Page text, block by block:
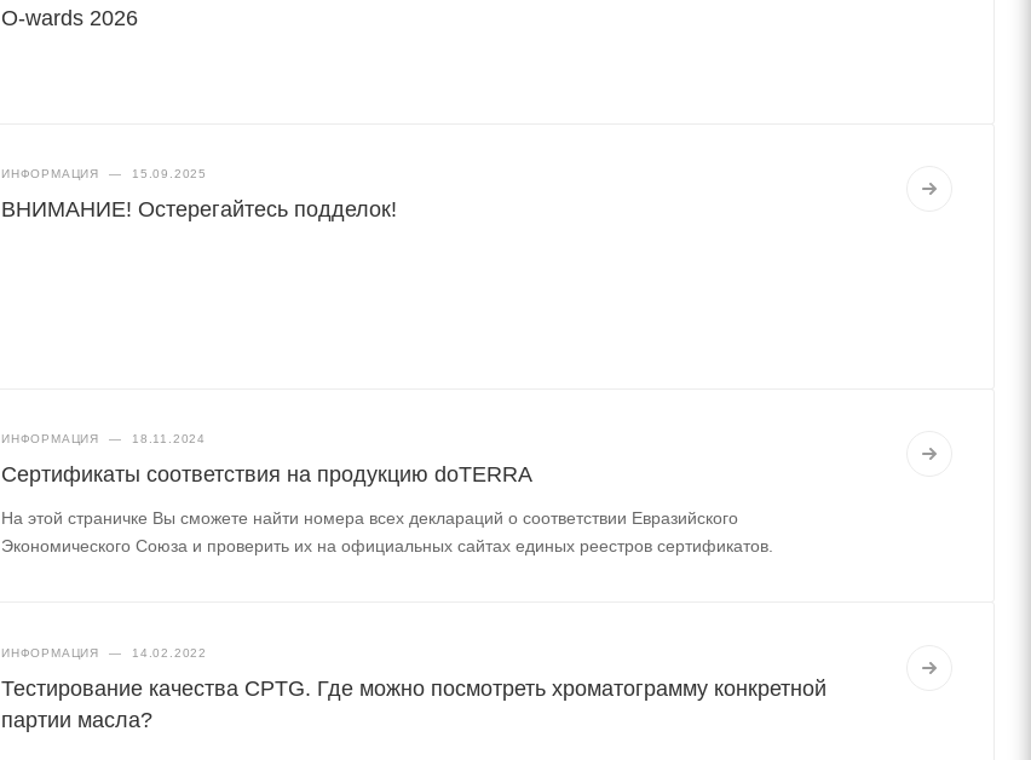
O-wards 2026
ИНФОРМАЦИЯ — 15.09.2025
ВНИМАНИЕ! Остерегайтесь подделок!
ИНФОРМАЦИЯ — 18.11.2024
Сертификаты соответствия на продукцию doTERRA
На этой страничке Вы сможете найти номера всех деклараций о соответствии Евразийского
Экономического Союза и проверить их на официальных сайтах единых реестров сертификатов.
ИНФОРМАЦИЯ — 14.02.2022
Тестирование качества CPTG. Где можно посмотреть хроматограмму конкретной
партии масла?